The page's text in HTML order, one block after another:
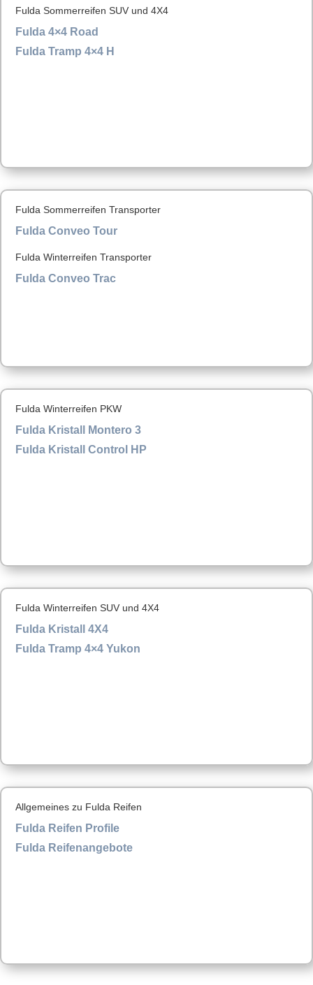
Fulda Sommerreifen SUV und 4X4
Fulda 4×4 Road
Fulda Tramp 4×4 H
Fulda Sommerreifen Transporter
Fulda Conveo Tour
Fulda Winterreifen Transporter
Fulda Conveo Trac
Fulda Winterreifen PKW
Fulda Kristall Montero 3
Fulda Kristall Control HP
Fulda Winterreifen SUV und 4X4
Fulda Kristall 4X4
Fulda Tramp 4×4 Yukon
Allgemeines zu Fulda Reifen
Fulda Reifen Profile
Fulda Reifenangebote